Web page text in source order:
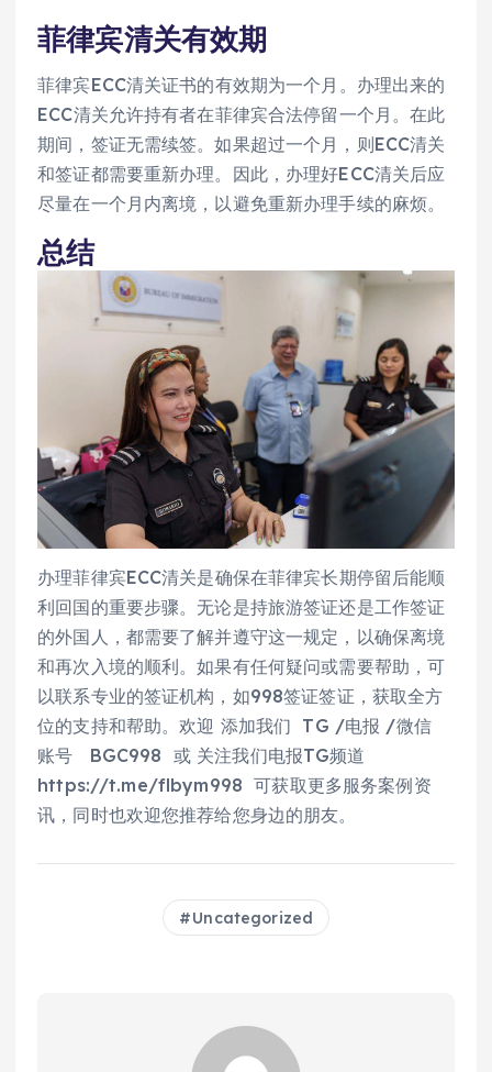
菲律宾清关有效期
菲律宾ECC清关证书的有效期为一个月。办理出来的
ECC清关允许持有者在菲律宾合法停留一个月。在此
期间，签证无需续签。如果超过一个月，则ECC清关
和签证都需要重新办理。因此，办理好ECC清关后应
尽量在一个月内离境，以避免重新办理手续的麻烦。
总结
办理菲律宾ECC清关是确保在菲律宾长期停留后能顺
利回国的重要步骤。无论是持旅游签证还是工作签证
的外国人，都需要了解并遵守这一规定，以确保离境
和再次入境的顺利。如果有任何疑问或需要帮助，可
以联系专业的签证机构，如998签证签证，获取全方
位的支持和帮助。欢迎 添加我们 TG /电报 /微信
账号 BGC998 或 关注我们电报TG频道
https://t.me/flbym998 可获取更多服务案例资
讯，同时也欢迎您推荐给您身边的朋友。
Uncategorized